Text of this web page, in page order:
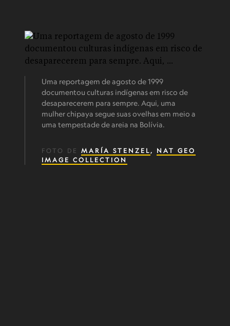
Uma reportagem de agosto de 1999
documentou culturas indígenas em risco de
desaparecerem para sempre. Aqui, uma
mulher chipaya segue suas ovelhas em meio a
uma tempestade de areia na Bolívia.
FOTO DE MARÍA STENZEL, NAT GEO
IMAGE COLLECTION